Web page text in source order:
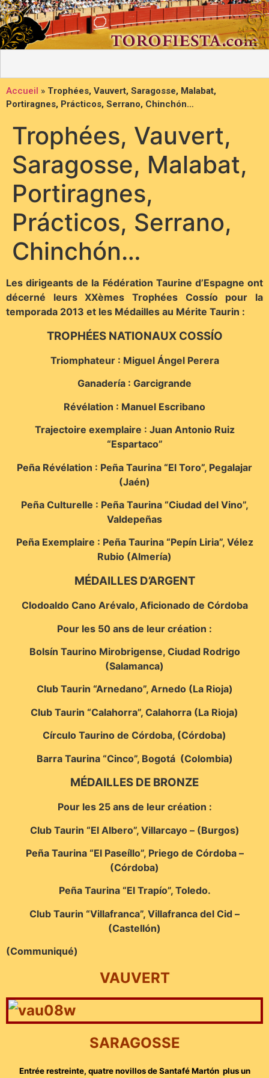
Accueil » Trophées, Vauvert, Saragosse, Malabat,
Portiragnes, Prácticos, Serrano, Chinchón…
Trophées, Vauvert,
Saragosse, Malabat,
Portiragnes,
Prácticos, Serrano,
Chinchón…
Les dirigeants de la Fédération Taurine d’Espagne ont
décerné leurs XXèmes Trophées Cossío pour la
temporada 2013 et les Médailles au Mérite Taurin :
TROPHÉES NATIONAUX COSSÍO
Triomphateur : Miguel Ángel Perera
Ganadería : Garcigrande
Révélation : Manuel Escribano
Trajectoire exemplaire : Juan Antonio Ruiz
“Espartaco”
Peña Révélation : Peña Taurina “El Toro”, Pegalajar
(Jaén)
Peña Culturelle : Peña Taurina “Ciudad del Vino”,
Valdepeñas
Peña Exemplaire : Peña Taurina “Pepín Liria”, Vélez
Rubio (Almería)
MÉDAILLES D’ARGENT
Clodoaldo Cano Arévalo, Aficionado de Córdoba
Pour les 50 ans de leur création :
Bolsín Taurino Mirobrigense, Ciudad Rodrigo
(Salamanca)
Club Taurin “Arnedano”, Arnedo (La Rioja)
Club Taurin “Calahorra”, Calahorra (La Rioja)
Círculo Taurino de Córdoba, (Córdoba)
Barra Taurina “Cinco”, Bogotá (Colombia)
MÉDAILLES DE BRONZE
Pour les 25 ans de leur création :
Club Taurin “El Albero”, Villarcayo – (Burgos)
Peña Taurina “El Paseíllo”, Priego de Córdoba –
(Córdoba)
Peña Taurina “El Trapío”, Toledo.
Club Taurin “Villafranca”, Villafranca del Cid –
(Castellón)
(Communiqué)
VAUVERT
SARAGOSSE
Entrée restreinte, quatre novillos de Santafé Martón plus un